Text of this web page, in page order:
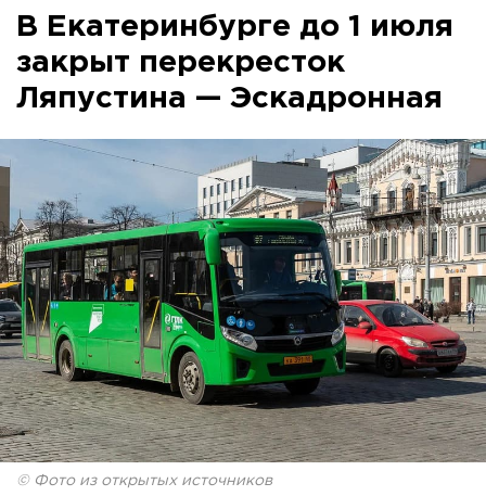
В Екатеринбурге до 1 июля
закрыт перекресток
Ляпустина — Эскадронная
© Фото из открытых источников